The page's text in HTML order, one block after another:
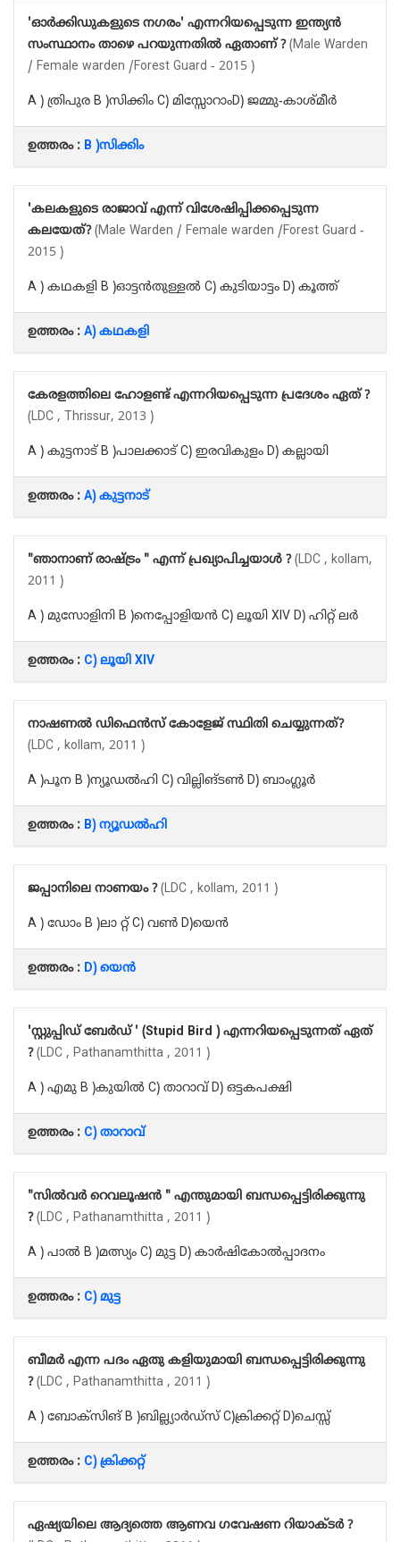
'ഓർക്കിഡുകളുടെ നഗരം' എന്നറിയപ്പെടുന്ന ഇന്ത്യൻ
സംസ്ഥാനം താഴെ പറയുന്നതിൽ ഏതാണ് ?(Male Warden
/ Female warden /Forest Guard - 2015 )
A ) ത്രിപുര B )സിക്കിം C) മിസ്സോറാംD) ജമ്മു-കാശ്മീർ
ഉത്തരം : B )സിക്കിം
'കലകളുടെ രാജാവ് എന്ന് വിശേഷിപ്പിക്കപ്പെടുന്ന
കലയേത്?(Male Warden / Female warden /Forest Guard -
2015 )
A ) കഥകളി B )ഓട്ടൻതുള്ളൽ C) കുടിയാട്ടം D) കൂത്ത്
ഉത്തരം : A) കഥകളി
കേരളത്തിലെ ഹോളണ്ട് എന്നറിയപ്പെടുന്ന പ്രദേശം ഏത് ?
(LDC , Thrissur, 2013 )
A ) കുട്ടനാട് B )പാലക്കാട് C) ഇരവികുളം D) കല്ലായി
ഉത്തരം : A) കുട്ടനാട്
"ഞാനാണ് രാഷ്ട്രം " എന്ന് പ്രഖ്യാപിച്ചയാൾ ?(LDC , kollam,
2011 )
A ) മുസോളിനി B )നെപ്പോളിയൻ C) ലൂയി XIV D) ഹിറ്റ് ലർ
ഉത്തരം : C) ലൂയി XIV
നാഷണൽ ഡിഫെൻസ് കോളേജ് സ്ഥിതി ചെയ്യുന്നത്?
(LDC , kollam, 2011 )
A )പൂന B )ന്യൂഡൽഹി C) വില്ലിങ്ടൺ D) ബാംഗ്ലൂർ
ഉത്തരം : B) ന്യൂഡൽഹി
ജപ്പാനിലെ നാണയം ?(LDC , kollam, 2011 )
A ) ഡോം B )ലാ റ്റ് C) വൺ D)യെൻ
ഉത്തരം : D) യെൻ
'സ്റ്റുപ്പിഡ് ബേർഡ് ' (Stupid Bird ) എന്നറിയപ്പെടുന്നത് ഏത്
?(LDC , Pathanamthitta , 2011 )
A ) എമു B )കുയിൽ C) താറാവ് D) ഒട്ടകപക്ഷി
ഉത്തരം : C) താറാവ്
"സിൽവർ റെവലൂഷൻ " എന്തുമായി ബന്ധപ്പെട്ടിരിക്കുന്നു
?(LDC , Pathanamthitta , 2011 )
A ) പാൽ B )മത്സ്യം C) മുട്ട D) കാർഷികോൽപ്പാദനം
ഉത്തരം : C) മുട്ട
ബീമർ എന്ന പദം ഏതു കളിയുമായി ബന്ധപ്പെട്ടിരിക്കുന്നു
?(LDC , Pathanamthitta , 2011 )
A ) ബോക്സിങ് B )ബില്ല്യാർഡ്‌സ് C)ക്രിക്കറ്റ് D)ചെസ്സ്
ഉത്തരം : C) ക്രിക്കറ്റ്
ഏഷ്യയിലെ ആദ്യത്തെ ആണവ ഗവേഷണ റിയാക്ടർ ?